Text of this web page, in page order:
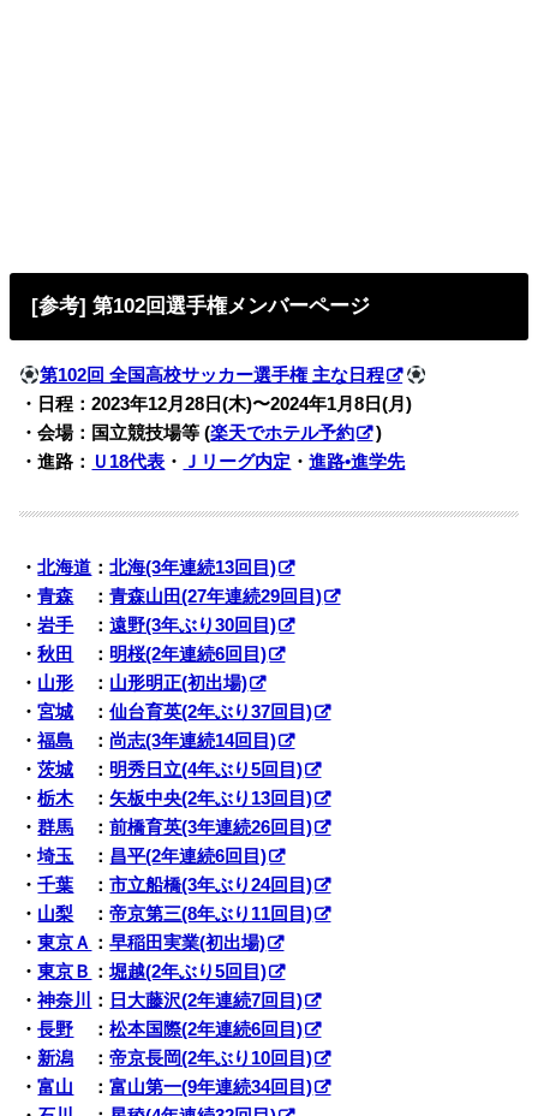
[参考] 第102回選手権メンバーページ
第102回 全国高校サッカー選手権 主な日程
・日程：2023年12月28日(木)〜2024年1月8日(月)
・会場：国立競技場等 (楽天でホテル予約
)
・進路：
Ｕ18代表 ・ Ｊリーグ内定 ・進路•進学先
・北海道 ：北海(3年連続13回目)
・青森 ：青森山田(27年連続29回目)
・岩手 ：遠野(3年ぶり30回目)
・秋田 ： 明桜(2年連続6回目)
・ 山形 ： 山形明正(初出場)
・宮城 ：仙台育英(2年ぶり37回目)
・福島 ： 尚志(3年連続14回目)
・茨城 ： 明秀日立(4年ぶり5回目)
・栃木： 矢板中央(2年ぶり13回目)
・群馬 ：前橋育英(3年連続26回目)
・埼玉 ： 昌平(2年連続6回目)
・千葉 ：市立船橋(3年ぶり24回目)
・ 山梨 ：帝京第三(8年ぶり11回目)
・東京Ａ ：早稲田実業(初出場)
・東京Ｂ ：堀越(2年ぶり5回目)
・神奈川 ：
日大藤沢(2年連続7回目)
・長野 ：松本国際(2年連続6回目)
・新潟 ：帝京長岡(2年ぶり10回目)
・富山 ：富山第一(9年連続34回目)